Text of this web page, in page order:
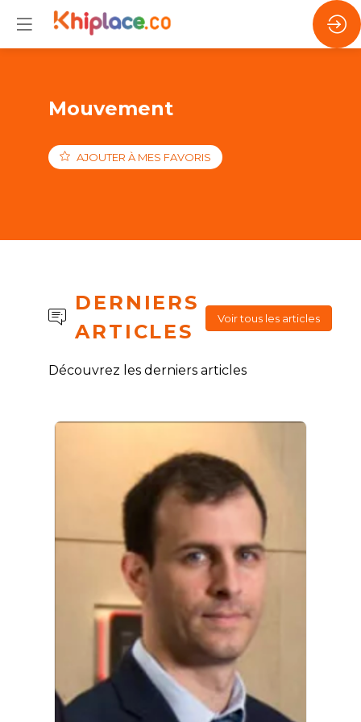
Mouvement
AJOUTER À MES FAVORIS
DERNIERS
ARTICLES
Voir tous les articles
Découvrez les derniers articles